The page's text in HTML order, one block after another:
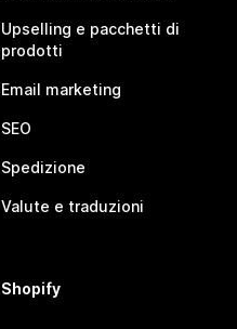
Upselling e pacchetti di
prodotti
Email marketing
SEO
Spedizione
Valute e traduzioni
Shopify